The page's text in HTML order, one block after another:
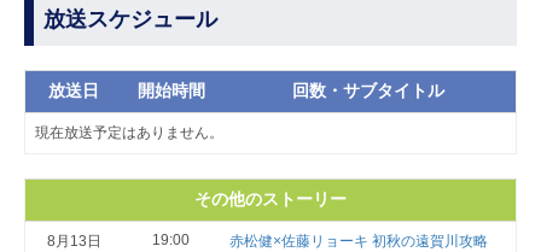
放送スケジュール
放送日 開始時間 回数・サブタイトル
現在放送予定はありません。
その他のストーリー
8月13日
19:00 赤松健×佐藤リョーキ 初秋の遠賀川攻略